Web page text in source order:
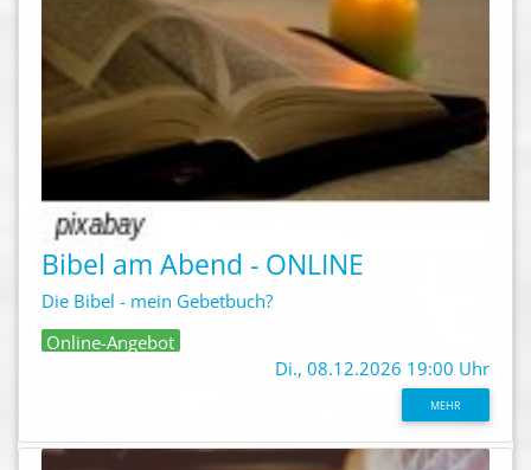
Bibel am Abend - ONLINE
Die Bibel - mein Gebetbuch?
Online-Angebot
Di., 08.12.2026 19:00 Uhr
MEHR